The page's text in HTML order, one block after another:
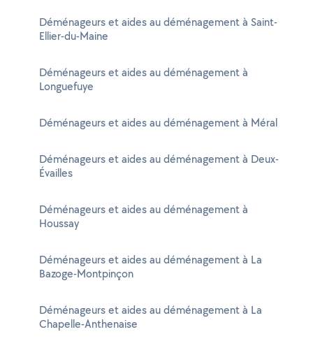
Déménageurs et aides au déménagement à Saint-
Ellier-du-Maine
Déménageurs et aides au déménagement à
Longuefuye
Déménageurs et aides au déménagement à Méral
Déménageurs et aides au déménagement à Deux-
Évailles
Déménageurs et aides au déménagement à
Houssay
Déménageurs et aides au déménagement à La
Bazoge-Montpinçon
Déménageurs et aides au déménagement à La
Chapelle-Anthenaise